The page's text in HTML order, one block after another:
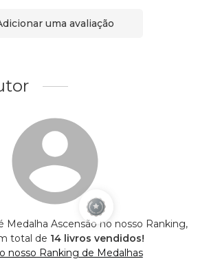
uma avaliação
Medalha Ascensão no nosso Ranking,
total de 14 livros vendidos!
nosso Ranking de Medalhas